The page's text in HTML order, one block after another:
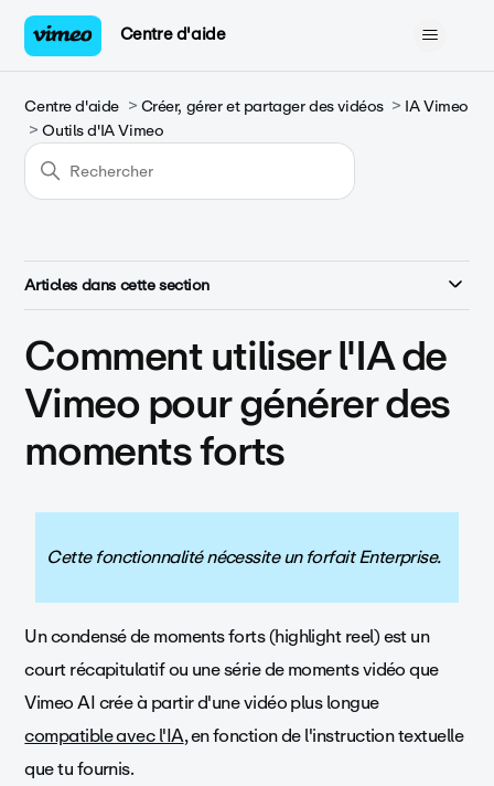
Centre d'aide
Centre d'aide Créer, gérer et partager des vidéos
IA Vimeo
Outils d'IA Vimeo
Articles dans cette section
Comment utiliser l'IA de
Vimeo pour générer des
moments forts
Cette fonctionnalité nécessite un forfait Enterprise.
Un condensé de moments forts (highlight reel) est un
court récapitulatif ou une série de moments vidéo que
Vimeo AI crée à partir d'une vidéo plus longue
compatible avec l'IA, en fonction de l'instruction textuelle
que tu fournis.